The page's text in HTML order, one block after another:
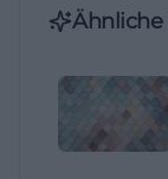
Ähnliche